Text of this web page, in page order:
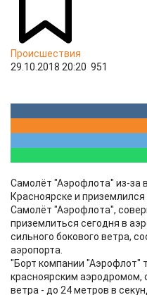
Происшествия
29.10.2018 20:20 951
Самолёт "Аэрофлота" из-за
Красноярске и приземлился
Самолёт "Аэрофлота",
приземлиться сегодня в
сильного бокового ветра,
аэропорта.
"Борт компании "Аэрофлот"
красноярским аэродромом,
ветра - до 24 метров в